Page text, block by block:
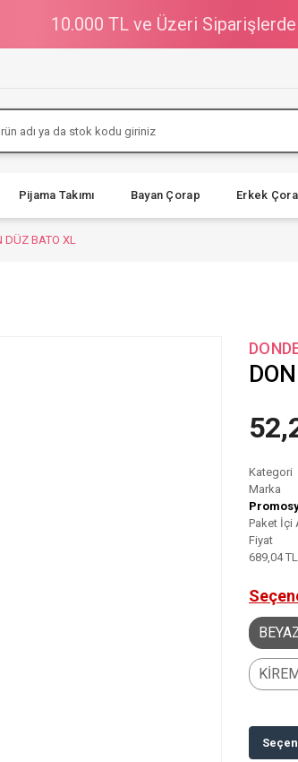
10.000 TL ve Üzeri Siparişlerde
Pijama Takımı Bayan Çorap Erkek
DÜZ BATO XL
Kategori
Marka
Paket İçi
Fiyat
689,04